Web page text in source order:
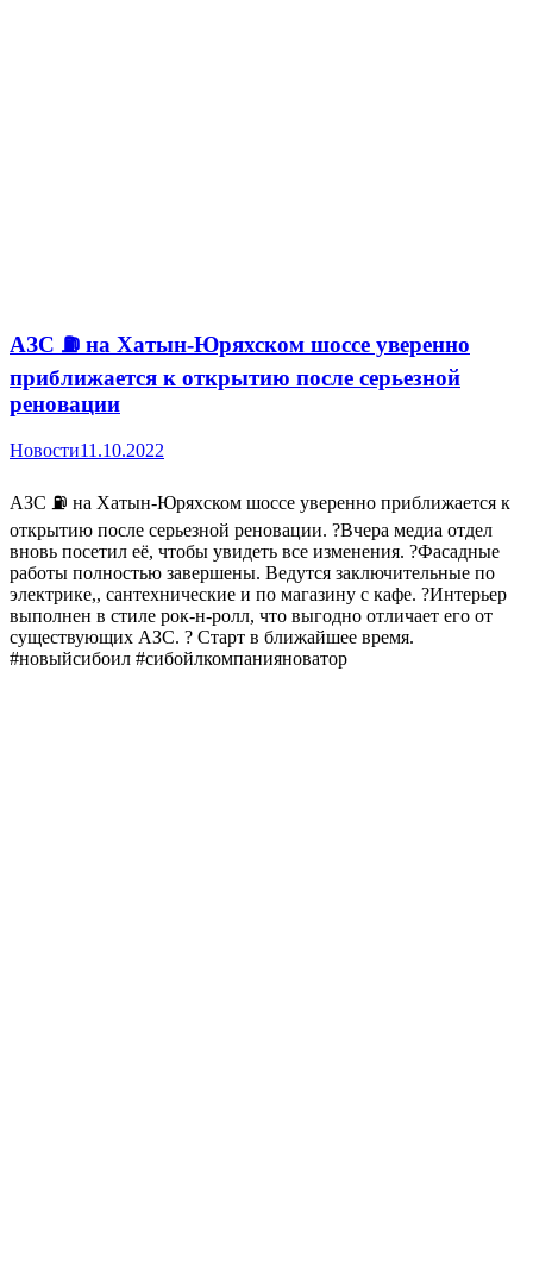
АЗС ⛽️ на Хатын-Юряхском шоссе уверенно
приближается к открытию после серьезной
реновации
Новости11.10.2022
АЗС ⛽️ на Хатын-Юряхском шоссе уверенно приближается к
открытию после серьезной реновации. ?Вчера медиа отдел
вновь посетил её, чтобы увидеть все изменения. ?Фасадные
работы полностью завершены. Ведутся заключительные по
электрике,, сантехнические и по магазину с кафе. ?Интерьер
выполнен в стиле рок-н-ролл, что выгодно отличает его от
существующих АЗС. ? Старт в ближайшее время.
#новыйсибоил #сибойлкомпанияноватор